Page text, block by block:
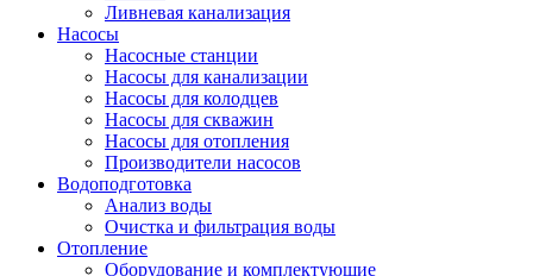
Ливневая канализация
Насосы
Насосные станции
Насосы для канализации
Насосы для колодцев
Насосы для скважин
Насосы для отопления
Производители насосов
Водоподготовка
Анализ воды
Очистка и фильтрация воды
Отопление
Оборудование и комплектующие